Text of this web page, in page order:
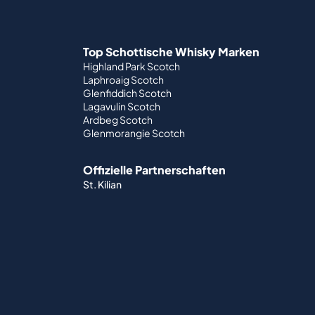
Top Schottische Whisky Marken
Highland Park Scotch
Laphroaig Scotch
Glenfiddich Scotch
Lagavulin Scotch
Ardbeg Scotch
Glenmorangie Scotch
Offizielle Partnerschaften
St. Kilian